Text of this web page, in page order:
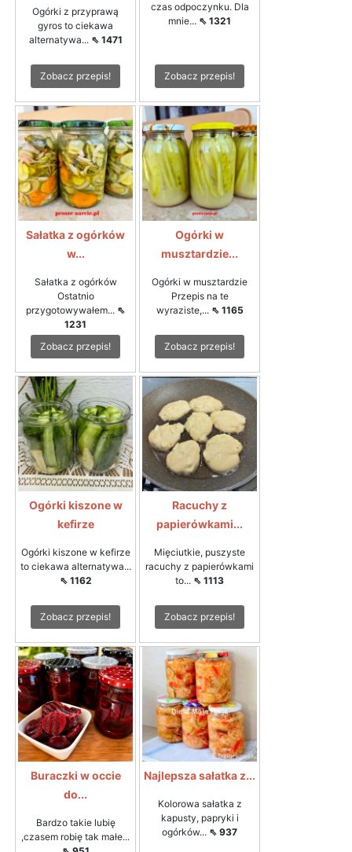
Ogórki z przyprawą
gyros to ciekawa
alternatywa... ⇖ 1471
Zobacz przepis!
czas odpoczynku. Dla
mnie... ⇖ 1321
Zobacz przepis!
Sałatka z ogórków
w...
Sałatka z ogórków
Ostatnio
przygotowywałem... ⇖
1231
Zobacz przepis!
Ogórki w
musztardzie...
Ogórki w musztardzie
Przepis na te
wyraziste,... ⇖ 1165
Zobacz przepis!
Ogórki kiszone w
kefirze
Ogórki kiszone w kefirze
to ciekawa alternatywa...
⇖ 1162
Zobacz przepis!
Racuchy z
papierówkami...
Mięciutkie, puszyste
racuchy z papierówkami
to... ⇖ 1113
Zobacz przepis!
Buraczki w occie
do...
Bardzo takie lubię
,czasem robię tak małe...
Najlepsza sałatka z...
Kolorowa sałatka z
kapusty, papryki i
ogórków... ⇖ 937